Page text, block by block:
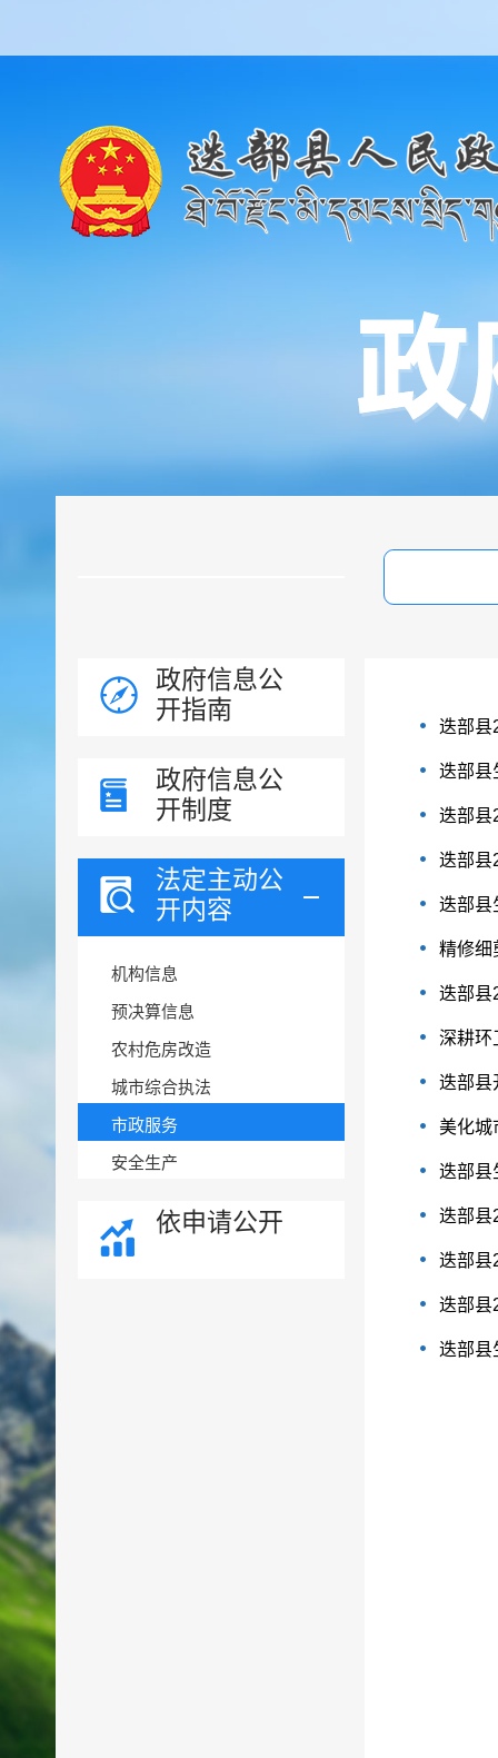
政府信息公
开指南
政府信息公
开制度
法定主动公
开内容
机构信息
预决算信息
农村危房改造
城市综合执法
市政服务
安全生产
依申请公开
迭部县
迭部县
迭部县
迭部县
迭部县
精修细
迭部县
深耕环
迭部县
美化城
迭部县
迭部县
迭部县
迭部县
迭部县